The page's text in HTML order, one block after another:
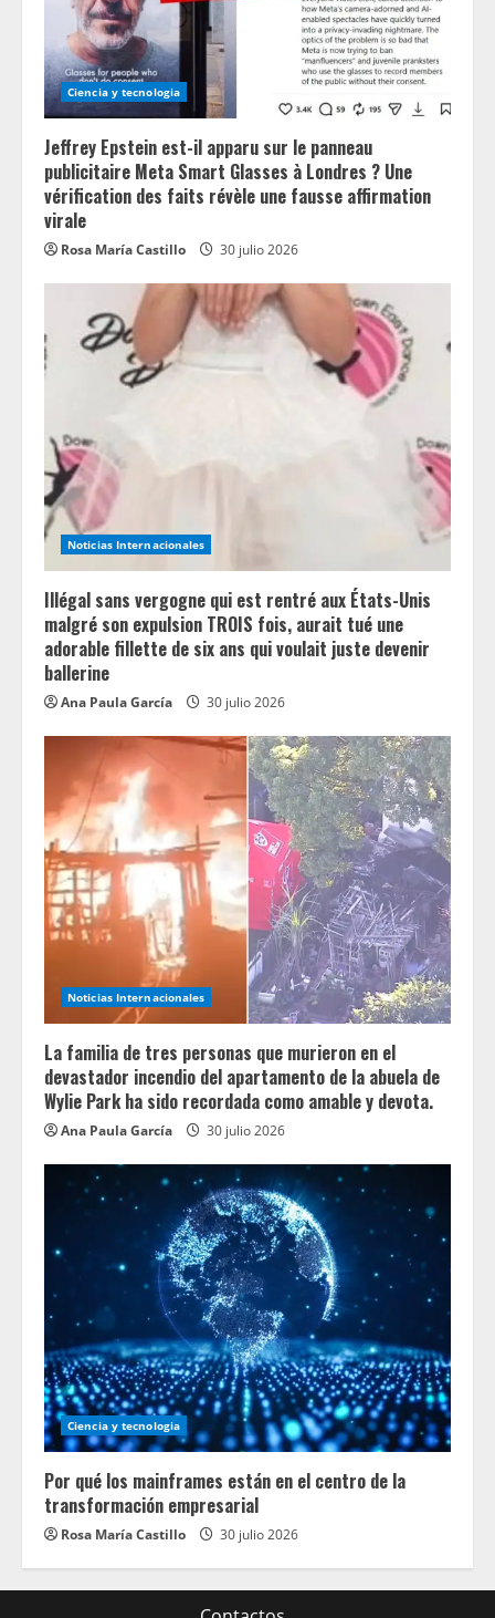
Ciencia y tecnologia
Jeffrey Epstein est-il apparu sur le panneau
publicitaire Meta Smart Glasses à Londres ? Une
vérification des faits révèle une fausse affirmation
virale
Rosa María Castillo 30 julio 2026
Noticias Internacionales
Illégal sans vergogne qui est rentré aux États-Unis
malgré son expulsion TROIS fois, aurait tué une
adorable fillette de six ans qui voulait juste devenir
ballerine
Ana Paula García 30 julio 2026
Noticias Internacionales
La familia de tres personas que murieron en el
devastador incendio del apartamento de la abuela de
Wylie Park ha sido recordada como amable y devota.
Ana Paula García 30 julio 2026
Ciencia y tecnologia
Por qué los mainframes están en el centro de la
transformación empresarial
Rosa María Castillo 30 julio 2026